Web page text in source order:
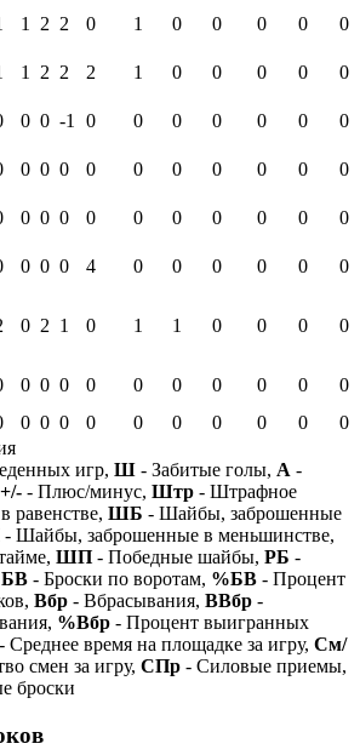
1 2 2 0 1 0 0 0 0 0
1 2 2 2 1 0 0 0 0 0
0 0 -1 0 0 0 0 0 0 0
0 0 0 0 0 0 0 0 0 0
0 0 0 0 0 0 0 0 0 0
0 0 0 4 0 0 0 0 0 0
0 2 1 0 1 1 0 0 0 0
0 0 0 0 0 0 0 0 0
0
0 0 0 0 0 0 0 0 0
0
игр, Ш - Забитые голы, А -
+/- - Плюс/минус, Штр - Штрафное
равенстве, ШБ - Шайбы, заброшенные
- Шайбы, заброшенные в меньшинстве,
ШП - Победные шайбы, РБ -
БВ - Броски по воротам, %БВ - Процент
Вбр - Вбрасывания, ВВбр -
%Вбр - Процент выигранных
Среднее время на площадке за игру, См/
смен за игру, СПр - Силовые приемы,
броски